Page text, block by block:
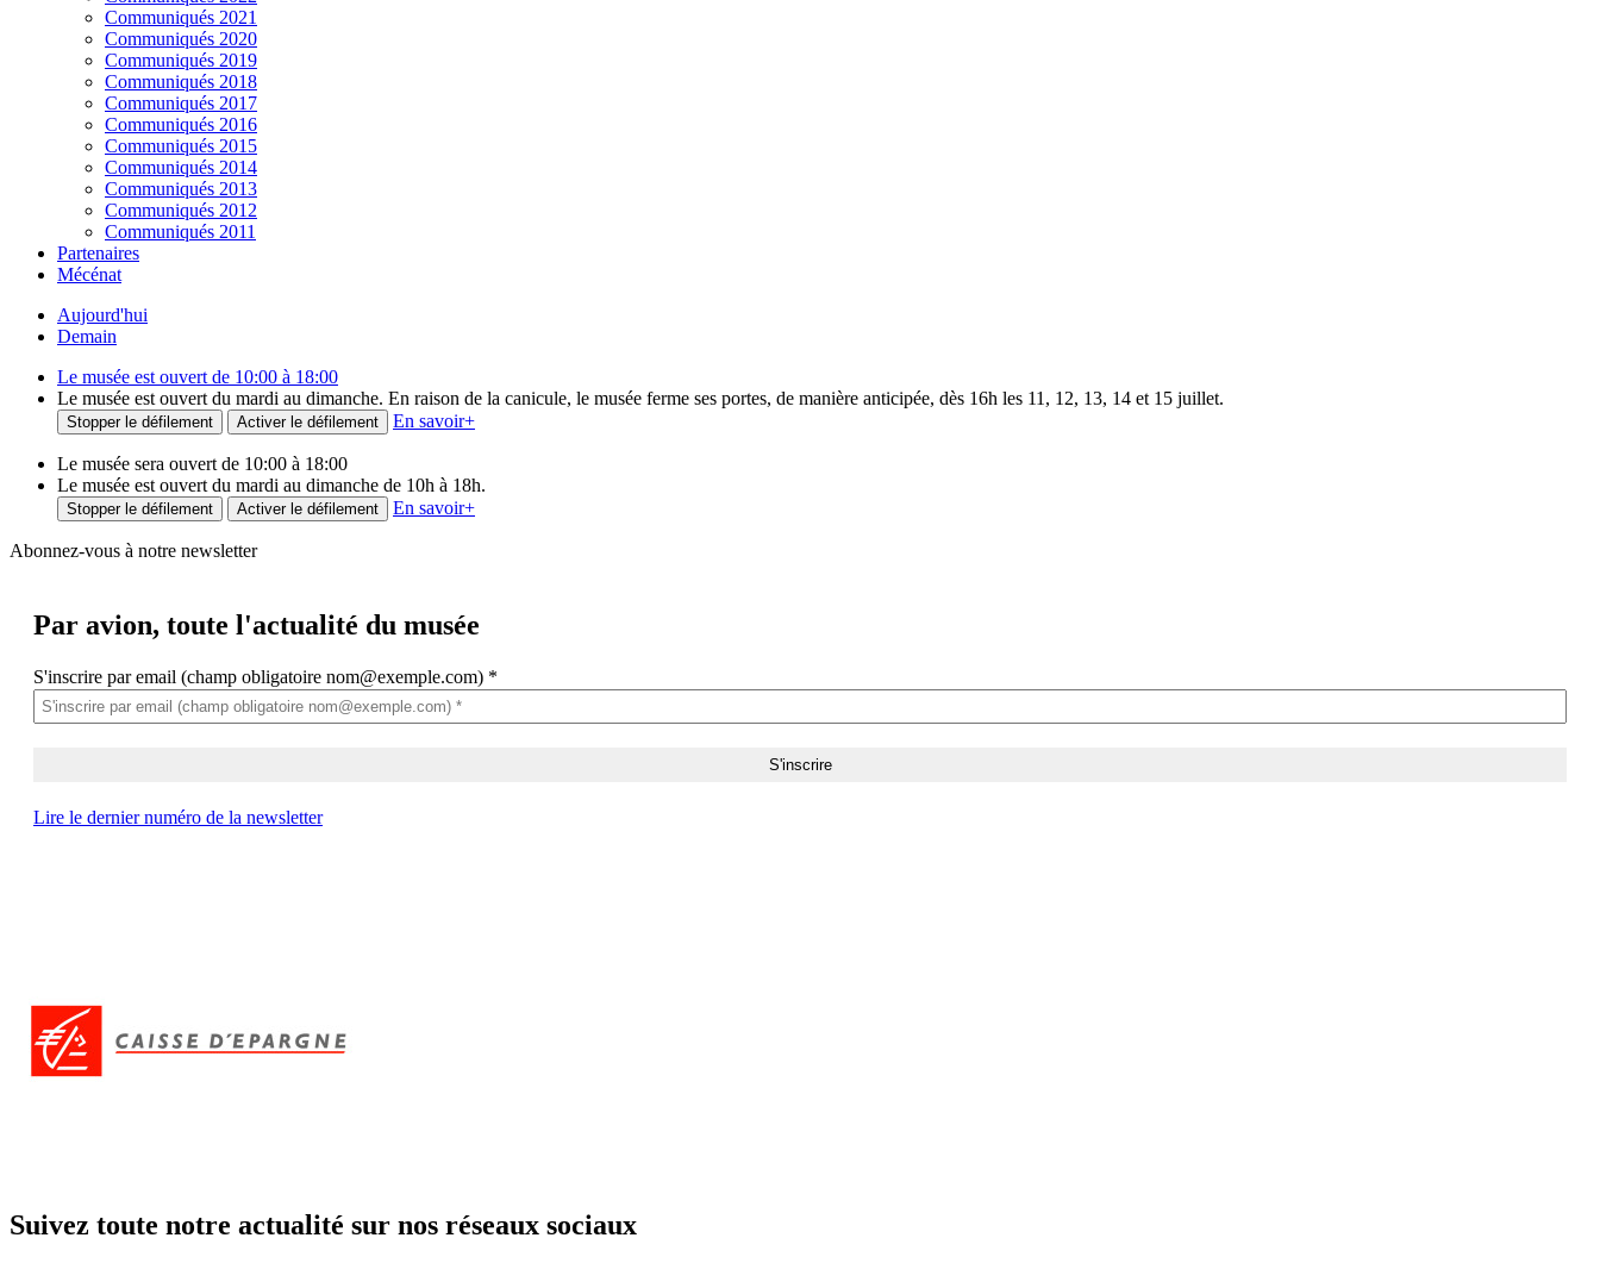
Communiqués 2021
Communiqués 2020
Communiqués 2019
Communiqués 2018
Communiqués 2017
Communiqués 2016
Communiqués 2015
Communiqués 2014
Communiqués 2013
Communiqués 2012
Communiqués 2011
Partenaires
Mécénat
Aujourd'hui
Demain
Le musée est ouvert de 10:00 à 18:00
Le musée est ouvert du mardi au dimanche. En raison de la canicule, le musée ferme ses portes, de manière anticipée, dès 16h les 11, 12, 13, 14 et 15 juillet.
Stopper le défilement Activer le défilement En savoir+
Le musée sera ouvert de 10:00 à 18:00
Le musée est ouvert du mardi au dimanche de 10h à 18h.
Stopper le défilement Activer le défilement En savoir+
Abonnez-vous à notre newsletter
Par avion, toute l'actualité du musée
S'inscrire par email (champ obligatoire nom@exemple.com) *
Lire le dernier numéro de la newsletter
Suivez toute notre actualité sur nos réseaux sociaux